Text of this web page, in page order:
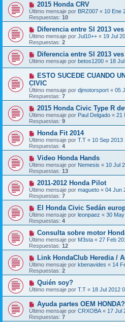
2015 Honda CRV
Último mensaje por BRZ007 « 10 Ene
Respuestas: 10
Diferencia entre SI 2013
Último mensaje por Jul10++ « 19 Jul
Respuestas: 2
Diferencia entre SI 2013
Último mensaje por betos1200 « 18
ESTO SUCEDE CUANDO
CIVIC
Último mensaje por djmotorsport « 05
Respuestas: 7
2015 Honda Civic Type R
Último mensaje por Paul Delgado « 21
Respuestas: 9
Honda Fit 2014
Último mensaje por T.T « 10 Sep 2013
Respuestas: 4
Video Honda Hands
Último mensaje por Nemesis « 10 Jul
Respuestas: 13
2011-2012 Honda Pilot
Último mensaje por magueto « 04 Jun
Respuestas: 7
El Honda Civic Sedán
Último mensaje por leonpaez « 30
Respuestas: 4
Consulta sobre motor
Último mensaje por M3sta « 27 Feb
Respuestas: 12
Link HondaClub Heredia /
Último mensaje por kbenavides « 14
Respuestas: 2
Quién soy?
Último mensaje por T.T « 18 Jul 2012
Ayuda partes OEM HONDA?
Último mensaje por CRXOBA « 17 Jul
Respuestas: 7